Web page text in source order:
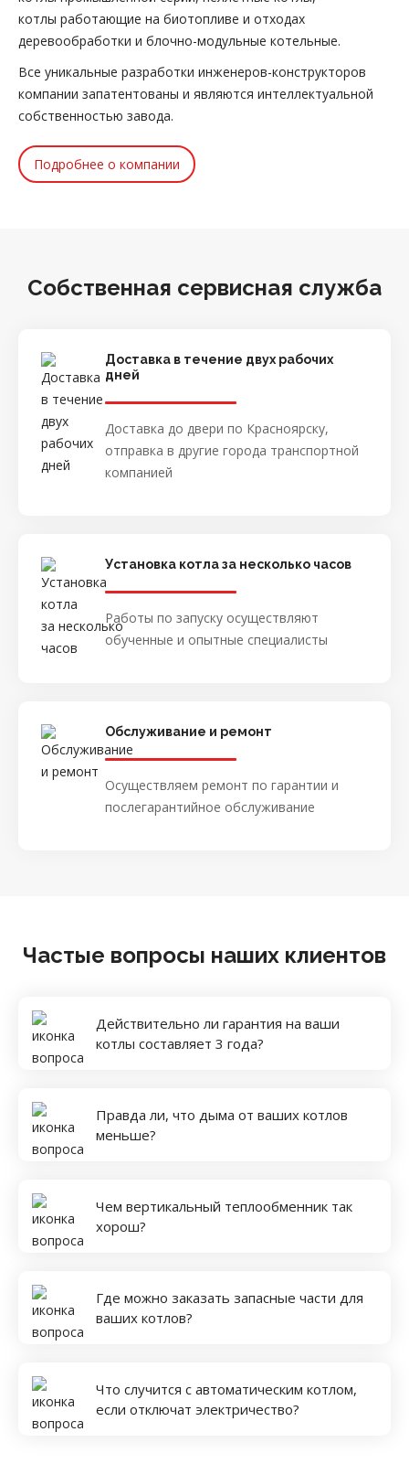
котлы работающие на биотопливе и отходах
деревообработки и блочно-модульные котельные.
Все уникальные разработки инженеров-конструкторов
компании запатентованы и являются интеллектуальной
собственностью завода.
Подробнее о компании
Собственная сервисная служба
Доставка в течение двух рабочих
дней
Доставка до двери по Красноярску,
отправка в другие города транспортной
компанией
Установка котла за несколько часов
Работы по запуску осуществляют
обученные и опытные специалисты
Обслуживание и ремонт
Осуществляем ремонт по гарантии и
послегарантийное обслуживание
Частые вопросы наших клиентов
Действительно ли гарантия на ваши
котлы составляет 3 года?
Правда ли, что дыма от ваших котлов
меньше?
Чем вертикальный теплообменник так
хорош?
Где можно заказать запасные части для
ваших котлов?
Что случится с автоматическим котлом,
если отключат электричество?